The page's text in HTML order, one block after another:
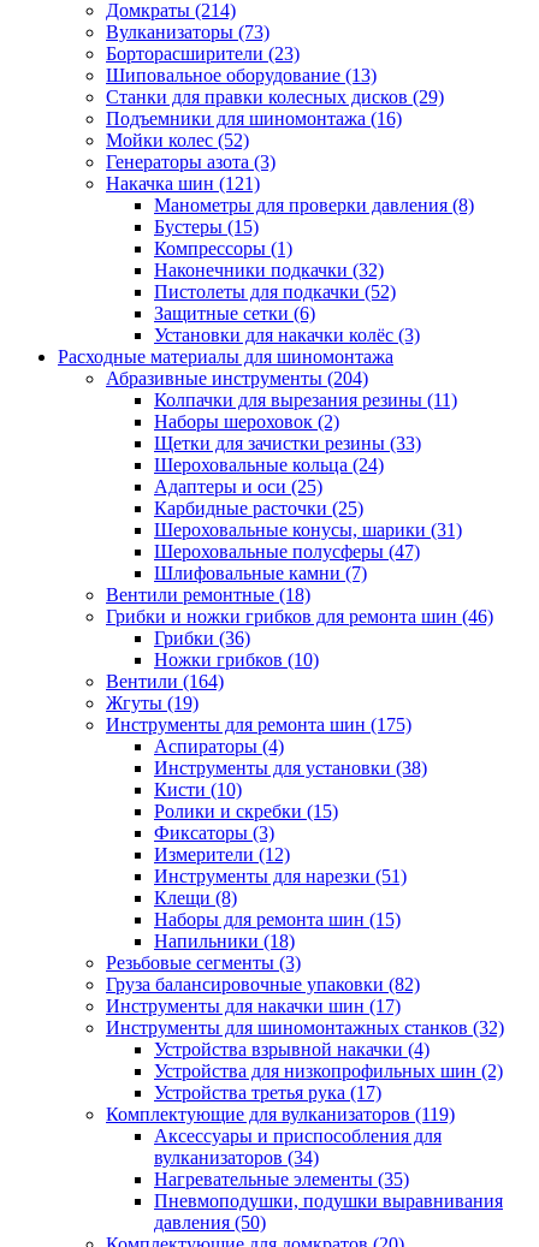
Домкраты (214)
Вулканизаторы (73)
Борторасширители (23)
Шиповальное оборудование (13)
Станки для правки колесных дисков (29)
Подъемники для шиномонтажа (16)
Мойки колес (52)
Генераторы азота (3)
Накачка шин (121)
Манометры для проверки давления (8)
Бустеры (15)
Компрессоры (1)
Наконечники подкачки (32)
Пистолеты для подкачки (52)
Защитные сетки (6)
Установки для накачки колёс (3)
Расходные материалы для шиномонтажа
Абразивные инструменты (204)
Колпачки для вырезания резины (11)
Наборы шероховок (2)
Щетки для зачистки резины (33)
Шероховальные кольца (24)
Адаптеры и оси (25)
Карбидные расточки (25)
Шероховальные конусы, шарики (31)
Шероховальные полусферы (47)
Шлифовальные камни (7)
Вентили ремонтные (18)
Грибки и ножки грибков для ремонта шин (46)
Грибки (36)
Ножки грибков (10)
Вентили (164)
Жгуты (19)
Инструменты для ремонта шин (175)
Аспираторы (4)
Инструменты для установки (38)
Кисти (10)
Ролики и скребки (15)
Фиксаторы (3)
Измерители (12)
Инструменты для нарезки (51)
Клещи (8)
Наборы для ремонта шин (15)
Напильники (18)
Резьбовые сегменты (3)
Груза балансировочные упаковки (82)
Инструменты для накачки шин (17)
Инструменты для шиномонтажных станков (32)
Устройства взрывной накачки (4)
Устройства для низкопрофильных шин (2)
Устройства третья рука (17)
Комплектующие для вулканизаторов (119)
Аксессуары и приспособления для
вулканизаторов (34)
Нагревательные элементы (35)
Пневмоподушки, подушки выравнивания
давления (50)